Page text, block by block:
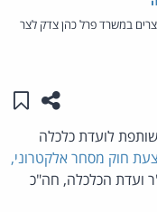
במשרד פרל כהן צדק לצר
שתפו
לועדת כלכלה
חוק מסחר אלקטרוני,
ועדת הכלכלה, חה"כ